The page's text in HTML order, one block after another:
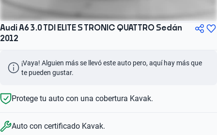
Audi A6 3.0 TDI ELITE S TRONIC QUATTRO Sedán
2012
¡Vaya! Alguien más se llevó este auto pero, aquí hay más que
te pueden gustar.
Protege tu auto con una cobertura Kavak.
Auto con certificado Kavak.